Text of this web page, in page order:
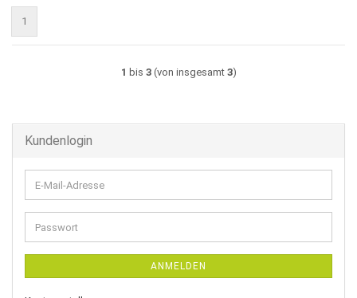
1
1 bis 3(von insgesamt 3)
Kundenlogin
E-
Mail-
Adresse
Passwort
ANMELDEN